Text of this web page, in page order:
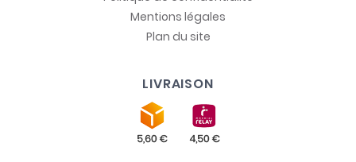
Mentions légales
Plan du site
LIVRAISON